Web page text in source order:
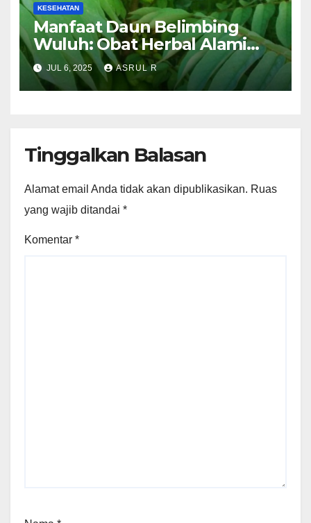
KESEHATAN
Manfaat Daun Belimbing
Wuluh: Obat Herbal Alami
yang Mulai Dilirik Masyarakat
Luar Negri
JUL 6, 2025 ASRUL R
Tinggalkan Balasan
Alamat email Anda tidak akan dipublikasikan. Ruas
yang wajib ditandai *
Komentar *